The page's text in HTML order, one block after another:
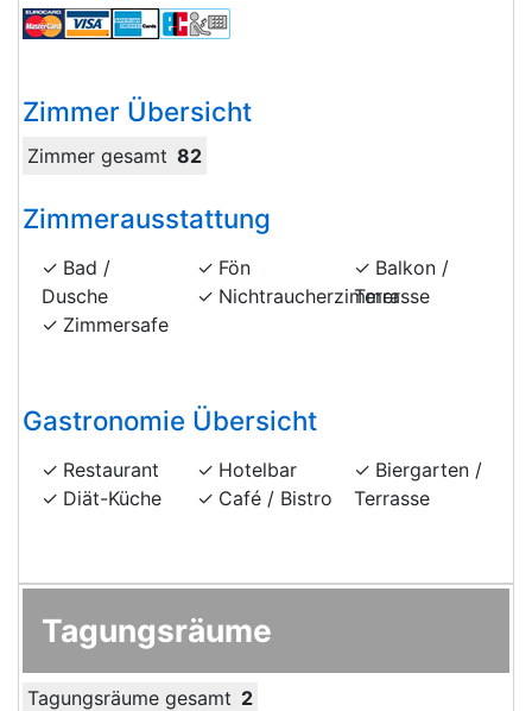
Zimmer Übersicht
Zimmer gesamt 82
Zimmerausstattung
Bad /
Dusche
Zimmersafe
Fön
Nichtraucherzimmer
Balkon /
Terrasse
Gastronomie Übersicht
Restaurant
Diät-Küche
Hotelbar
Café / Bistro
Biergarten /
Terrasse
Tagungsräume
Tagungsräume gesamt 2